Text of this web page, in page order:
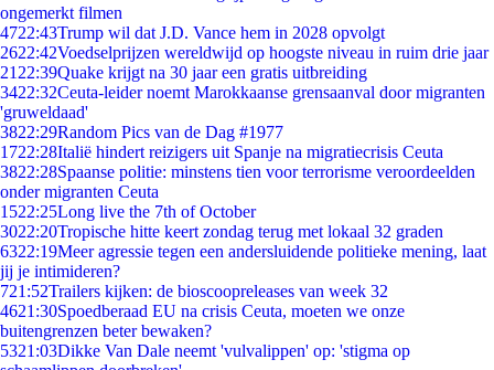
ongemerkt filmen
4722:43Trump wil dat J.D. Vance hem in 2028 opvolgt
2622:42Voedselprijzen wereldwijd op hoogste niveau in ruim drie jaar
21 22:39Quake krijgt na 30 jaar een gratis uitbreiding
3422:32Ceuta-leider noemt Marokkaanse grensaanval door migranten
'gruweldaad'
3822:29Random Pics van de Dag #1977
1722:28Italië hindert reizigers uit Spanje na migratiecrisis Ceuta
3822:28Spaanse politie: minstens tien voor terrorisme veroordeelden
onder migranten Ceuta
1522:25Long live the 7th of October
3022:20Tropische hitte keert zondag terug met lokaal 32 graden
6322:19Meer agressie tegen een andersluidende politieke mening, laat
jij je intimideren?
721:52Trailers kijken: de bioscoopreleases van week 32
4621:30Spoedberaad EU na crisis Ceuta, moeten we onze
buitengrenzen beter bewaken?
5321:03Dikke Van Dale neemt 'vulvalippen' op: 'stigma op